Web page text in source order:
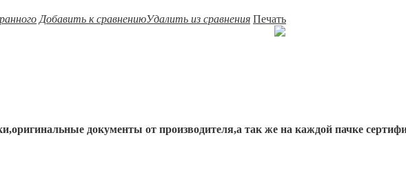
Добавить к сравнениюУдалить из сравнения Печать
документы от производителя,а так же на каждой пачке